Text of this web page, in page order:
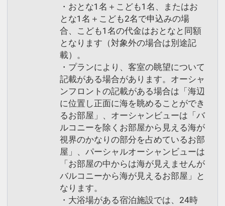
・おとな1名＋こども1名、またはお
とな1名＋こども2名で申込みの場
合、こども1名の代金はおとなと同額
となります（対象外の場合は別途記
載）。
・プランにより、客室の眺望について
記載がある場合があります。オーシャ
ンフロントの記載がある場合は「海辺
に位置し正面に海を眺めることができ
るお部屋」、オーシャンビューは「バ
ルコニーを除くお部屋から見える海が
視界のかなりの部分を占めているお部
屋」、パーシャルオーシャンビューは
「お部屋の中からは海が見えませんが
バルコニーから海が見えるお部屋」と
なります。
・大浴場がある宿泊施設では、24時